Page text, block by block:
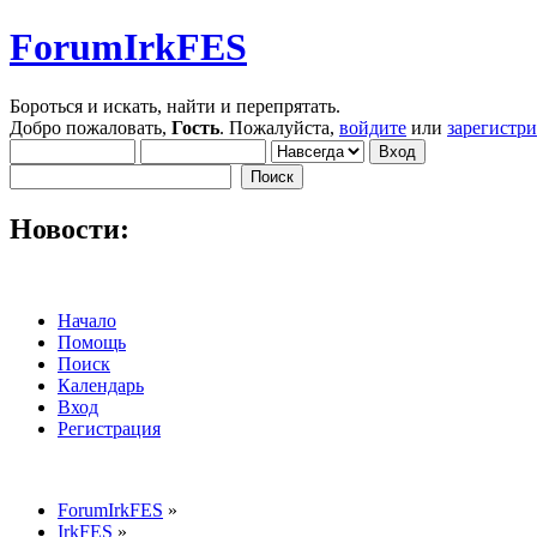
ForumIrkFES
Бороться и искать, найти и перепрятать.
Добро пожаловать, Гость. Пожалуйста, войдите или
Новости:
Начало
Помощь
Поиск
Календарь
Вход
Регистрация
ForumIrkFES »
IrkFES »